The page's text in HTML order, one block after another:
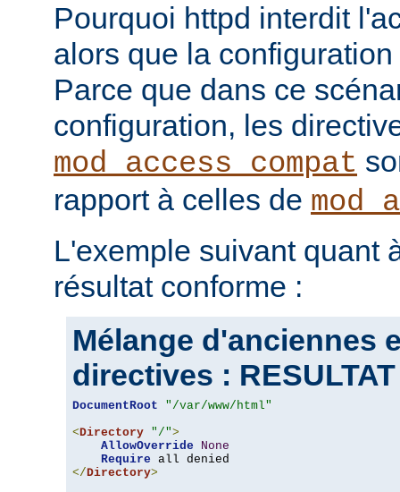
Pourquoi httpd interdit
alors que la
Parce que dans ce
configuration, les
mod_access_compat
rapport à celles de
L'exemple suivant quant
résultat conforme :
Mélange d'anciennes
directives :
DocumentRoot
"/var/www/html"
<Directory "/">
AllowOverride
None
Require
</Directory>